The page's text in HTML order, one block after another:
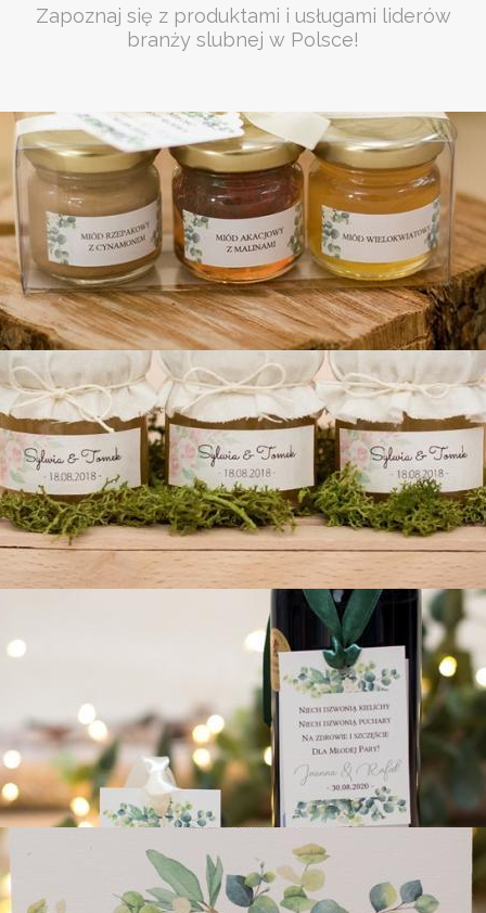
Zapoznaj się z produktami i usługami liderów
branży slubnej w Polsce!